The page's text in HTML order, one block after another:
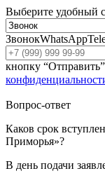
Выберите удобный
ЗвонокWhatsApp
кнопку
Вопрос-ответ
Каков срок
Приморья»?
В день подачи